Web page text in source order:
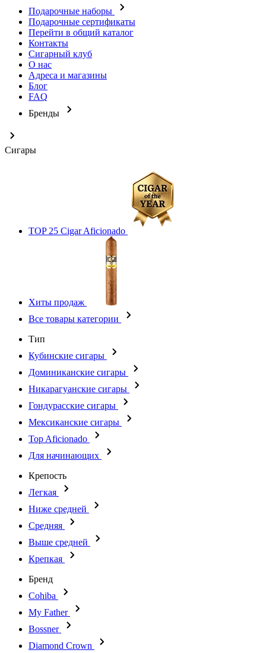
Подарочные наборы
Подарочные сертификаты
Перейти в общий каталог
Контакты
Сигарный клуб
О нас
Адреса и магазины
Блог
FAQ
Бренды
Сигары
TOP 25 Cigar Aficionado
Хиты продаж
Все товары категории
Тип
Кубинские сигары
Доминиканские сигары
Никарагуанские сигары
Гондурасские сигары
Мексиканские сигары
Top Aficionado
Для начинающих
Крепость
Легкая
Ниже средней
Средняя
Выше средней
Крепкая
Бренд
Cohiba
My Father
Bossner
Diamond Crown